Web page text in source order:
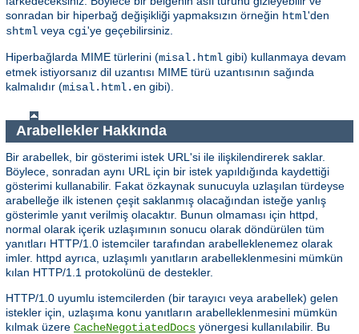
sonradan bir hiperbağ değişikliği yapmaksızın örneğin html'den
shtml veya cgi'ye geçebilirsiniz.
Hiperbağlarda MIME türlerini (misal.html gibi) kullanmaya devam
etmek istiyorsanız dil uzantısı MIME türü uzantısının sağında
kalmalıdır (misal.html.en gibi).
Arabellekler Hakkında
Bir arabellek, bir gösterimi istek URL'si ile ilişkilendirerek saklar.
Böylece, sonradan aynı URL için bir istek yapıldığında kaydettiği
gösterimi kullanabilir. Fakat özkaynak sunucuyla uzlaşılan türdeyse
arabelleğe ilk istenen çeşit saklanmış olacağından isteğe yanlış
gösterimle yanıt verilmiş olacaktır. Bunun olmaması için httpd,
normal olarak içerik uzlaşımının sonucu olarak döndürülen tüm
yanıtları HTTP/1.0 istemciler tarafından arabelleklenemez olarak
imler. httpd ayrıca, uzlaşımlı yanıtların arabelleklenmesini mümkün
kılan HTTP/1.1 protokolünü de destekler.
HTTP/1.0 uyumlu istemcilerden (bir tarayıcı veya arabellek) gelen
istekler için, uzlaşıma konu yanıtların arabelleklenmesini mümkün
kılmak üzere CacheNegotiatedDocs yönergesi kullanılabilir. Bu